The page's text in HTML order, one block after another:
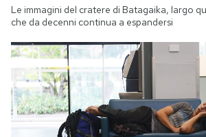
Le immagini del cratere di Batagaika, largo
che da decenni continua a espandersi